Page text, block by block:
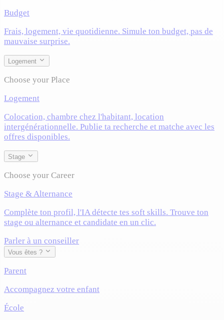
Budget
Frais, logement, vie quotidienne. Simule ton budget, pas de
mauvaise surprise.
Logement
Choose your Place
Logement
Colocation, chambre chez l'habitant, location
intergénérationnelle. Publie ta recherche et matche avec les
offres disponibles.
Stage
Choose your Career
Stage & Alternance
Complète ton profil, l'IA détecte tes soft skills. Trouve ton
stage ou alternance et candidate en un clic.
Parler à un conseiller
Vous êtes ?
Parent
Accompagnez votre enfant
École